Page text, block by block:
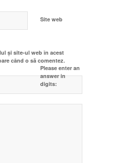
Site web
și site-ul web în acest
când o să comentez.
Please enter an
answer in
digits: